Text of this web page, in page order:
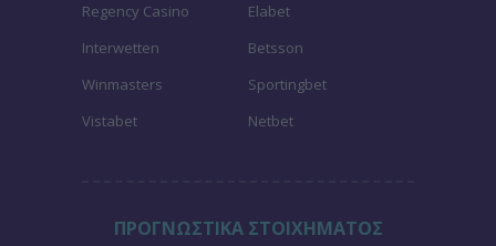
Regency Casino
Elabet
Interwetten
Betsson
Winmasters
Sportingbet
Vistabet
Netbet
ΠΡΟΓΝΩΣΤΙΚΑ ΣΤΟΙΧΗΜΑΤΟΣ